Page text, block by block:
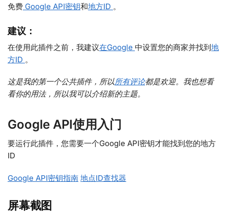
免费 Google API密钥和地方ID 。
建议：
在使用此插件之前，我建议在Google 中设置您的商家并找到地
方ID 。
这是我的第一个公共插件，所以所有评论都是欢迎。我也想看
看你的用法，所以我可以介绍新的主题。
Google API使用入门
要运行此插件，您需要一个Google API密钥才能找到您的地方
ID
Google API密钥指南 地点ID查找器
屏幕截图